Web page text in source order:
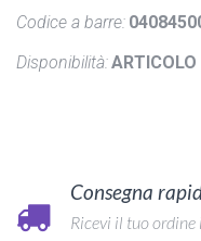
Codice a barre:
Disponibilità:ARTICOLO
Consegna
Ricevi il tuo